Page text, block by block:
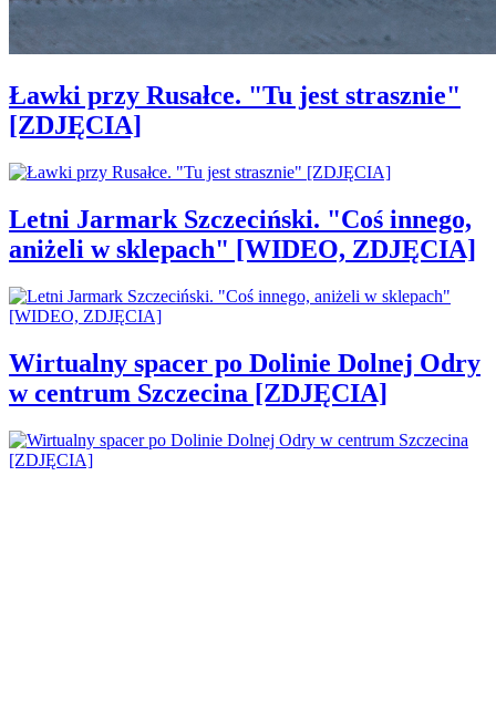
Ławki przy Rusałce. "Tu jest strasznie"
[ZDJĘCIA]
Letni Jarmark Szczeciński. "Coś innego,
aniżeli w sklepach" [WIDEO, ZDJĘCIA]
Wirtualny spacer po Dolinie Dolnej Odry
w centrum Szczecina [ZDJĘCIA]